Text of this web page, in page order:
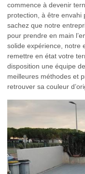
commence à devenir
protection, à être envahi
sachez que notre
pour prendre en main
solide expérience, notre
remettre en état votre
disposition une équipe
meilleures méthodes et
retrouver sa couleur